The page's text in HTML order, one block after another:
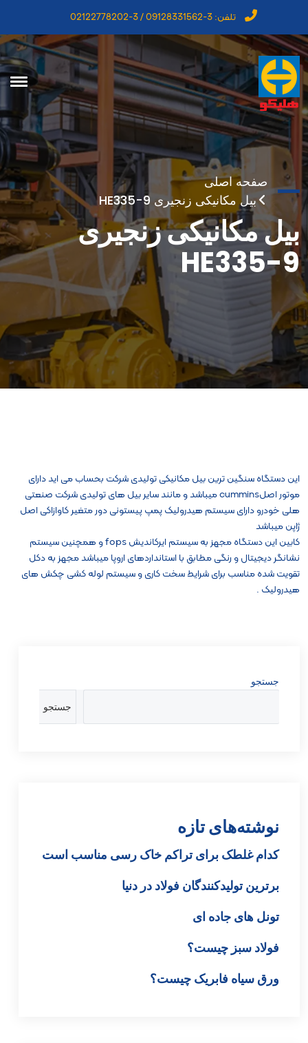
تلفن:3-09128331562 / 3-02122778202
صفحه اصلی
بیل مکانیکی زنجیری HE335-9
بیل مکانیکی زنجیری
HE335-9
این دستگاه سنگین ترین بیل مکانیکی تولیدی شرکت بحساب می اید دارای
موتور اصلcummins میباشد و مانند سایر بیل های تولیدی شرکت صنعتی
هلی خودرو دارای سیستم هیدرولیک پمپ پیستونی دور متغیر کاوازاکی اصل
ژاپن میباشد
کابین این دستگاه مجهز به سیستم ایرکاندیش fops و همچنین سیستم
نشانگر دیجیتال و رنگی مطابق با استانداردهای اروپا میباشد مجهز به دکل
تقویت شده مناسب برای شرایط سخت کاری و سیستم لوله کشی چکش های
هیدرولیک .
جستجو
جستجو
نوشته‌های تازه
کدام غلطک برای تراکم خاک رسی مناسب است
برترین تولیدکنندگان فولاد در دنیا
تونل های جاده ای
فولاد سبز چیست؟
ورق سیاه فابریک چیست؟